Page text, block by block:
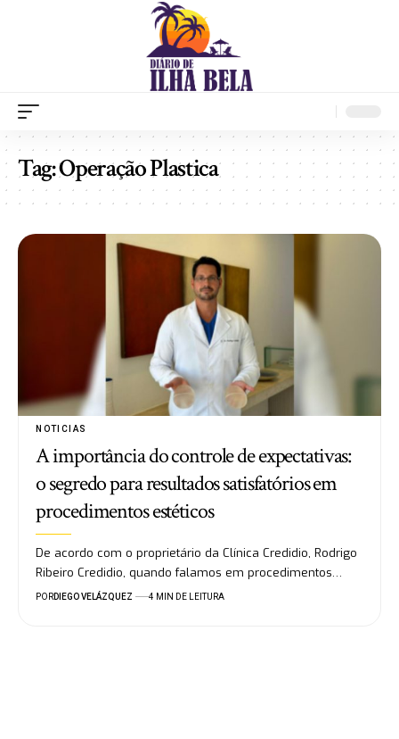
Tag:Operação Plastica
NOTICIAS
A importância do controle de expectativas:
o segredo para resultados satisfatórios em
procedimentos estéticos
De acordo com o proprietário da Clínica Credidio, Rodrigo
Ribeiro Credidio, quando falamos em procedimentos…
PORDIEGO VELÁZQUEZ 4 MIN DE LEITURA